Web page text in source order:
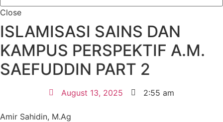
Close
ISLAMISASI SAINS DAN
KAMPUS PERSPEKTIF A.M.
SAEFUDDIN PART 2
August 13, 2025 2:55 am
Amir Sahidin, M.Ag